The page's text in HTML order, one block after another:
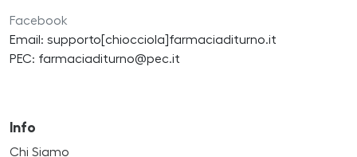
Facebook
Email: supporto[chiocciola]farmaciaditurno.it
PEC: farmaciaditurno@pec.it
Info
Chi Siamo